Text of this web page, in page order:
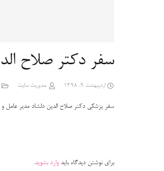
سفر دکتر صلاح
اردیبهشت 9, 1398 مدیریت سایت
سفر پزشکی دکتر صلاح الدین دلشاد مدیر عامل و رئیس هیئت مدیره موسسه خیریه محکم از 4 تا 10
برای نوشتن دیدگاه باید وارد بشوید.